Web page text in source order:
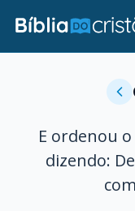
E ordenou
dizendo: